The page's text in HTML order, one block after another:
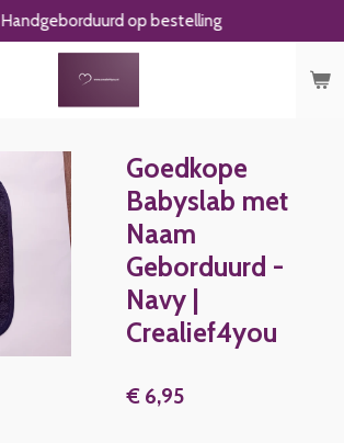
Handgeborduurd op bestelling
Goedkope
Babyslab met
Naam
Geborduurd -
Navy |
Crealief4you
€ 6,95